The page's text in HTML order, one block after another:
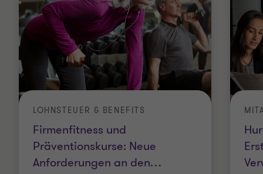
Firmenfitness und
Präventionskurse: Neue
Anforderungen an den…
LOHNSTEUER & BENEFITS